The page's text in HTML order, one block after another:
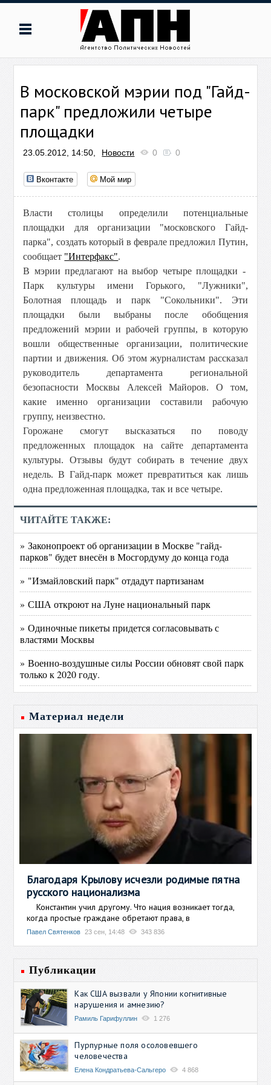
В московской мэрии под "Гайд-
парк" предложили четыре
площадки
23.05.2012, 14:50, Новости 0 0
Вконтакте Мой мир
Власти столицы определили потенциальные
площадки для организации "московского Гайд-
парка", создать который в феврале предложил Путин,
сообщает "Интерфакс".
В мэрии предлагают на выбор четыре площадки -
Парк культуры имени Горького, "Лужники",
Болотная площадь и парк "Сокольники". Эти
площадки были выбраны после обобщения
предложений мэрии и рабочей группы, в которую
вошли общественные организации, политические
партии и движения. Об этом журналистам рассказал
руководитель департамента региональной
безопасности Москвы Алексей Майоров. О том,
какие именно организации составили рабочую
группу, неизвестно.
Горожане смогут высказаться по поводу
предложенных площадок на сайте департамента
культуры. Отзывы будут собирать в течение двух
недель. В Гайд-парк может превратиться как лишь
одна предложенная площадка, так и все четыре.
ЧИТАЙТЕ ТАКЖЕ:
» Законопроект об организации в Москве "гайд-
парков" будет внесён в Мосгордуму до конца года
» "Измайловский парк" отдадут партизанам
» США откроют на Луне национальный парк
» Одиночные пикеты придется согласовывать с
властями Москвы
» Военно-воздушные силы России обновят свой парк
только к 2020 году.
Материал недели
Благодаря Крылову исчезли родимые пятна
русского национализма
Константин учил другому. Что нация возникает тогда,
когда простые граждане обретают права, в
Павел Святенков 23 сен, 14:48 343 836
Публикации
Как США вызвали у Японии когнитивные
нарушения и амнезию?
Рамиль Гарифуллин 1 276
Пурпурные поля осоловевшего
человечества
Елена Кондратьева-Сальгеро 4 868